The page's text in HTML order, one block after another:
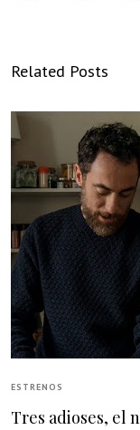
Related Posts
ESTRENOS
Tres adioses, el